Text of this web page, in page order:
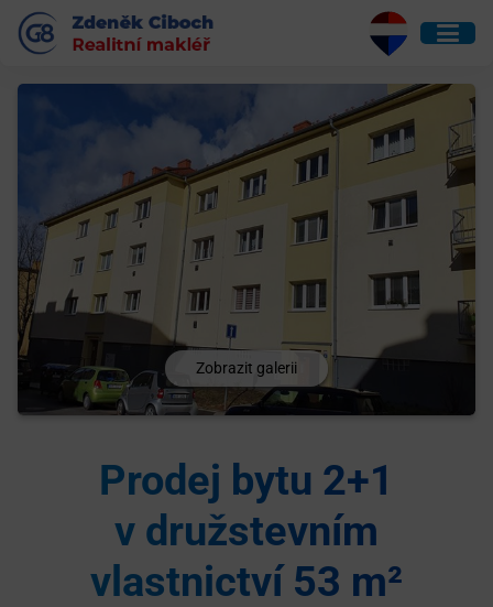
Zobrazit galerii
Prodej bytu 2+1
v družstevním
vlastnictví 53 m²